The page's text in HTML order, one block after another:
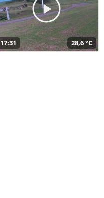
17:31 28,6 °C